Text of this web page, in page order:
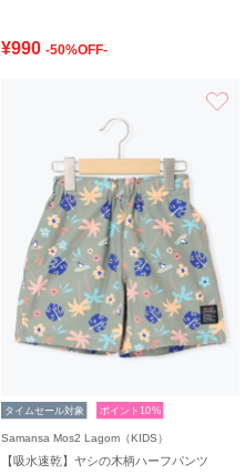
¥990 -50%OFF-
タイムセール対象 ポイント10%
Samansa Mos2 Lagom（KIDS）
【吸水速乾】ヤシの木柄ハーフパンツ